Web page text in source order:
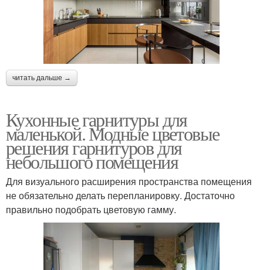
читать дальше →
Кухонные гарнитуры для
маленькой. Модные цветовые
решения гарнитуров для
небольшого помещения
Для визуального расширения пространства помещения
не обязательно делать перепланировку. Достаточно
правильно подобрать цветовую гамму.